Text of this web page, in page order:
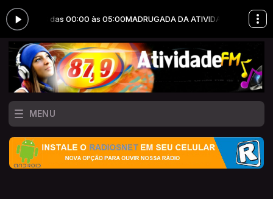
das 00:00 às 05:00 MADRUGADA DA ATIVIDADE com JOTA
MENU